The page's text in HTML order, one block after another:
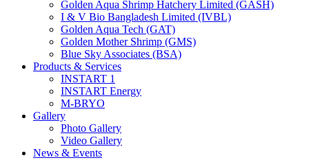
Golden Aqua Shrimp Hatchery Limited (GASH)
I & V Bio Bangladesh Limited (IVBL)
Golden Aqua Tech (GAT)
Golden Mother Shrimp (GMS)
Blue Sky Associates (BSA)
Products & Services
INSTART 1
INSTART Energy
M-BRYO
Gallery
Photo Gallery
Video Gallery
News & Events